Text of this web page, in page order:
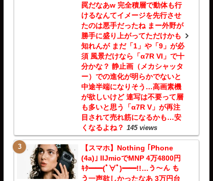
罠だなあw 完全積層で動体も行
けるなんてイメージを先行させ
たのは悪手だったね まー外野が
勝手に盛り上がってただけかも
知れんが まだ「1」や「9」が必
須 風景だけなら「α7R VI」で十
分かな？ 静止画（メカシャッタ
ー）での進化が明らかでないと
中途半端になりそう…高画素機
が欲しいけど 連写は不要って層
も多いと思う「α7R V」が再注
目されて売れ筋になるかも…安
くなるよね？ 145 views
【スマホ】Nothing ｢Phone
(4a)｣ IIJmioでMNP 4万4800円
ｷﾀ━━(ﾟ∀ﾟ)━━!!…う～ん も
う一声欲しかったなあ 3万円台